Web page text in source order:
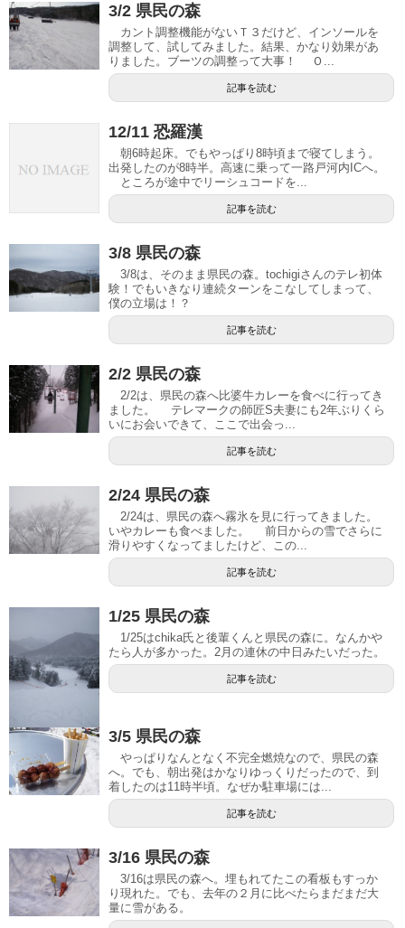
3/2 県民の森
カント調整機能がないＴ３だけど、インソールを
調整して、試してみました。結果、かなり効果があ
りました。ブーツの調整って大事！ Ｏ...
記事を読む
12/11 恐羅漢
朝6時起床。でもやっぱり8時頃まで寝てしまう。
出発したのが8時半。高速に乗って一路戸河内ICへ。
ところが途中でリーシュコードを...
記事を読む
3/8 県民の森
3/8は、そのまま県民の森。tochigiさんのテレ初体
験！でもいきなり連続ターンをこなしてしまって、
僕の立場は！？
記事を読む
2/2 県民の森
2/2は、県民の森へ比婆牛カレーを食べに行ってき
ました。 テレマークの師匠S夫妻にも2年ぶりくら
いにお会いできて、ここで出会っ...
記事を読む
2/24 県民の森
2/24は、県民の森へ霧氷を見に行ってきました。
いやカレーも食べました。 前日からの雪でさらに
滑りやすくなってましたけど、この...
記事を読む
1/25 県民の森
1/25はchika氏と後輩くんと県民の森に。なんかや
たら人が多かった。2月の連休の中日みたいだった。
記事を読む
3/5 県民の森
やっぱりなんとなく不完全燃焼なので、県民の森
へ。でも、朝出発はかなりゆっくりだったので、到
着したのは11時半頃。なぜか駐車場には...
記事を読む
3/16 県民の森
3/16は県民の森へ。埋もれてたこの看板もすっか
り現れた。でも、去年の２月に比べたらまだまだ大
量に雪がある。